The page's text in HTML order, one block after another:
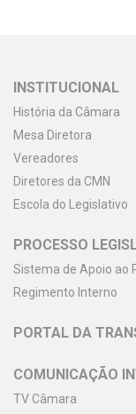
INSTITUCIONAL
História da Câmara
Mesa Diretora
Vereadores
Diretores da CMN
Escola do Legislativo
PROCESSO
Sistema de Apoio ao
Regimento Interno
PORTAL DA
COMUNICAÇÃO
TV Câmara